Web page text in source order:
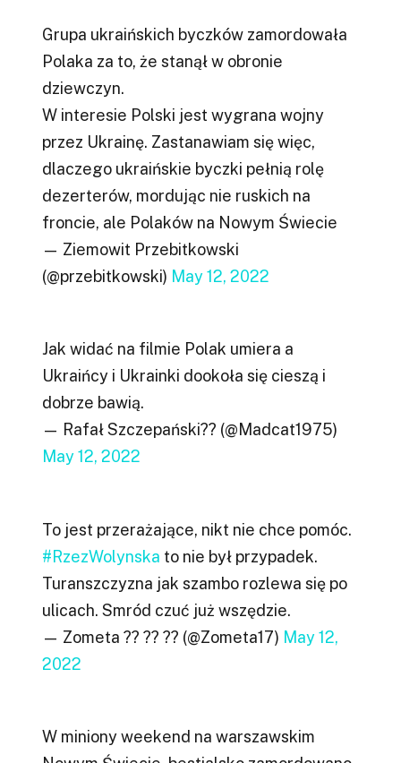
Grupa ukraińskich byczków zamordowała
Polaka za to, że stanął w obronie
dziewczyn.
W interesie Polski jest wygrana wojny
przez Ukrainę. Zastanawiam się więc,
dlaczego ukraińskie byczki pełnią rolę
dezerterów, mordując nie ruskich na
froncie, ale Polaków na Nowym Świecie
— Ziemowit Przebitkowski
(@przebitkowski) May 12, 2022
Jak widać na filmie Polak umiera a
Ukraińcy i Ukrainki dookoła się cieszą i
dobrze bawią.
— Rafał Szczepański?? (@Madcat1975)
May 12, 2022
To jest przerażające, nikt nie chce pomóc.
#RzezWolynska to nie był przypadek.
Turanszczyzna jak szambo rozlewa się po
ulicach. Smród czuć już wszędzie.
— Zometa ?? ?? ?? (@Zometa17) May 12,
2022
W miniony weekend na warszawskim